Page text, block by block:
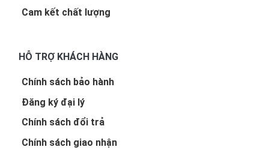
Cam kết chất lượng
HỖ TRỢ KHÁCH HÀNG
Chính sách bảo hành
Đăng ký đại lý
Chính sách đổi trả
Chính sách giao nhận